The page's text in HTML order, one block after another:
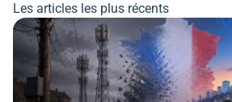
Les articles les plus récents